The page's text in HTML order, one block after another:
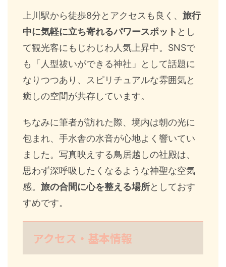
上川駅から徒歩8分とアクセスも良く、 旅行
中に気軽に立ち寄れるパワースポット とし
て観光客にもじわじわ人気上昇中。SNSで
も「人型祓いができる神社」として話題に
なりつつあり、スピリチュアルな雰囲気と
癒しの空間が共存しています。
ちなみに筆者が訪れた際、境内は朝の光に
包まれ、手水舎の水音が心地よく響いてい
ました。写真映えする鳥居越しの社殿は、
思わず深呼吸したくなるような神聖な空気
感。 旅の合間に心を整える場所としておす
すめです。
アクセス・基本情報